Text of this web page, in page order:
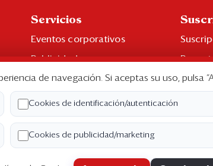
Servicios
Eventos corporativos
Publicidad
Contáctenos
Libro de reclamaciones
de navegación. Si aceptas su uso, pulsa
Cookies de identificación/autenticación
Cookies de publicidad/marketing